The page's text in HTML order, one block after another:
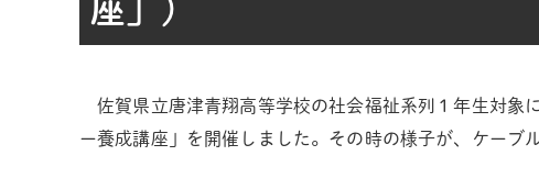
座」）
佐賀県立唐津青翔高等学校の社会福祉系列１年生対象
ー養成講座」を開催しました。その時の様子が、ケーブ